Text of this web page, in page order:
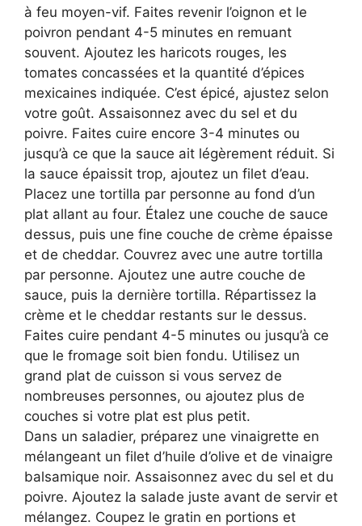
à feu moyen-vif. Faites revenir l’oignon et le
poivron pendant 4-5 minutes en remuant
souvent. Ajoutez les haricots rouges, les
tomates concassées et la quantité d’épices
mexicaines indiquée. C’est épicé, ajustez selon
votre goût. Assaisonnez avec du sel et du
poivre. Faites cuire encore 3-4 minutes ou
jusqu’à ce que la sauce ait légèrement réduit. Si
la sauce épaissit trop, ajoutez un filet d’eau.
Placez une tortilla par personne au fond d’un
plat allant au four. Étalez une couche de sauce
dessus, puis une fine couche de crème épaisse
et de cheddar. Couvrez avec une autre tortilla
par personne. Ajoutez une autre couche de
sauce, puis la dernière tortilla. Répartissez la
crème et le cheddar restants sur le dessus.
Faites cuire pendant 4-5 minutes ou jusqu’à ce
que le fromage soit bien fondu. Utilisez un
grand plat de cuisson si vous servez de
nombreuses personnes, ou ajoutez plus de
couches si votre plat est plus petit.
Dans un saladier, préparez une vinaigrette en
mélangeant un filet d’huile d’olive et de vinaigre
balsamique noir. Assaisonnez avec du sel et du
poivre. Ajoutez la salade juste avant de servir et
mélangez. Coupez le gratin en portions et